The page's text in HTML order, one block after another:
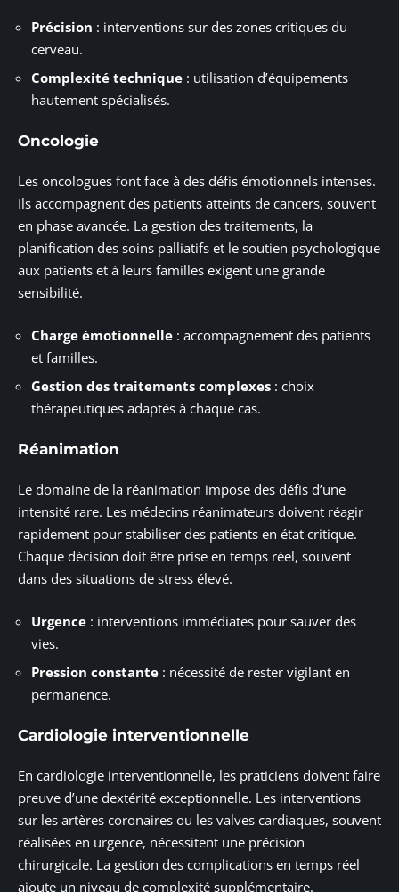
Précision : interventions sur des zones critiques du
cerveau.
Complexité technique : utilisation d’équipements
hautement spécialisés.
Oncologie
Les oncologues font face à des défis émotionnels intenses.
Ils accompagnent des patients atteints de cancers, souvent
en phase avancée. La gestion des traitements, la
planification des soins palliatifs et le soutien psychologique
aux patients et à leurs familles exigent une grande
sensibilité.
Charge émotionnelle : accompagnement des patients
et familles.
Gestion des traitements complexes : choix
thérapeutiques adaptés à chaque cas.
Réanimation
Le domaine de la réanimation impose des défis d’une
intensité rare. Les médecins réanimateurs doivent réagir
rapidement pour stabiliser des patients en état critique.
Chaque décision doit être prise en temps réel, souvent
dans des situations de stress élevé.
Urgence : interventions immédiates pour sauver des
vies.
Pression constante : nécessité de rester vigilant en
permanence.
Cardiologie interventionnelle
En cardiologie interventionnelle, les praticiens doivent faire
preuve d’une dextérité exceptionnelle. Les interventions
sur les artères coronaires ou les valves cardiaques, souvent
réalisées en urgence, nécessitent une précision
chirurgicale. La gestion des complications en temps réel
ajoute un niveau de complexité supplémentaire.